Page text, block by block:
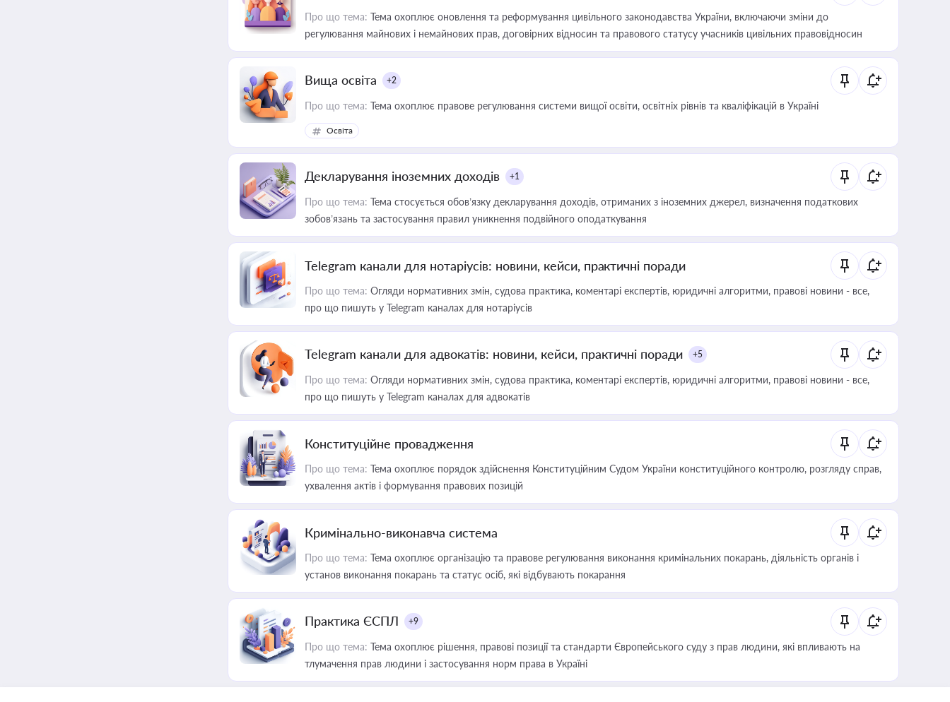
Про що тема: Тема охоплює оновлення та реформування цивільного законодавства України, включаючи зміни до
регулювання майнових і немайнових прав, договірних відносин та правового статусу учасників цивільних правовідносин
Вища освіта +2
Про що тема: Тема охоплює правове регулювання системи вищої освіти, освітніх рівнів та кваліфікацій в Україні
Освіта
Декларування іноземних доходів +1
Про що тема: Тема стосується обов’язку декларування доходів, отриманих з іноземних джерел, визначення податкових
зобов’язань та застосування правил уникнення подвійного оподаткування
Telegram канали для нотаріусів: новини, кейси, практичні поради
Про що тема: Огляди нормативних змін, судова практика, коментарі експертів, юридичні алгоритми, правові новини - все,
про що пишуть у Telegram каналах для нотаріусів
Telegram канали для адвокатів: новини, кейси, практичні поради +5
Про що тема: Огляди нормативних змін, судова практика, коментарі експертів, юридичні алгоритми, правові новини - все,
про що пишуть у Telegram каналах для адвокатів
Конституційне провадження
Про що тема: Тема охоплює порядок здійснення Конституційним Судом України конституційного контролю, розгляду справ,
ухвалення актів і формування правових позицій
Кримінально-виконавча система
Про що тема: Тема охоплює організацію та правове регулювання виконання кримінальних покарань, діяльність органів і
установ виконання покарань та статус осіб, які відбувають покарання
Практика ЄСПЛ +9
Про що тема: Тема охоплює рішення, правові позиції та стандарти Європейського суду з прав людини, які впливають на
тлумачення прав людини і застосування норм права в Україні